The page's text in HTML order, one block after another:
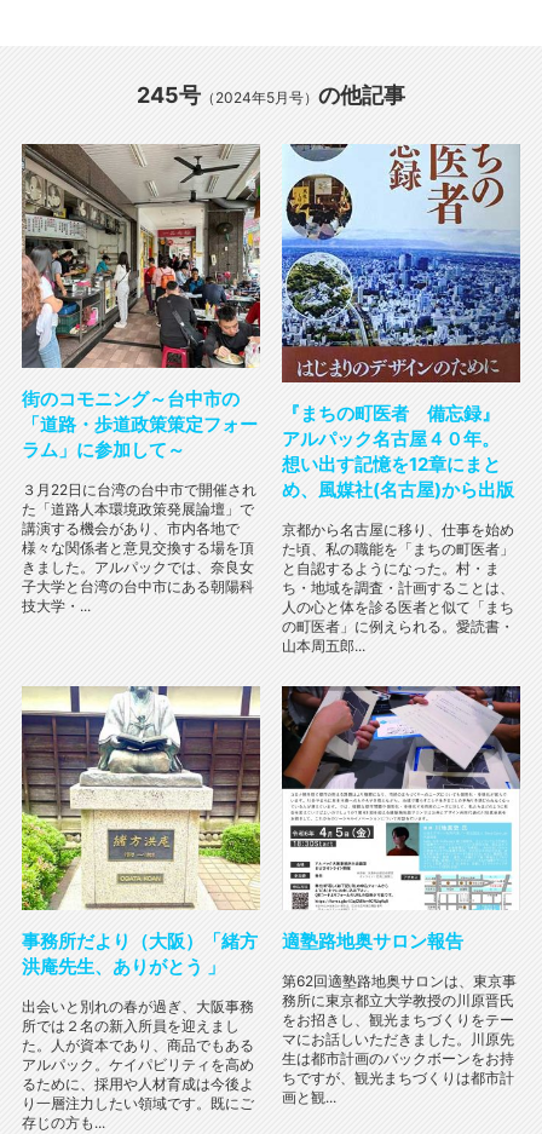
245号 （2024年5月号） の他記事
街のコモニング～台中市の
「道路・歩道政策策定フォー
ラム」に参加して～
３月22日に台湾の台中市で開催され
た「道路人本環境政策発展論壇」で
講演する機会があり、市内各地で
様々な関係者と意見交換する場を頂
きました。アルパックでは、奈良女
子大学と台湾の台中市にある朝陽科
技大学・...
『まちの町医者 備忘録』
アルパック名古屋４０年。
想い出す記憶を12章にまと
め、風媒社(名古屋)から出版
京都から名古屋に移り、仕事を始め
た頃、私の職能を「まちの町医者」
と自認するようになった。村・ま
ち・地域を調査・計画することは、
人の心と体を診る医者と似て「まち
の町医者」に例えられる。愛読書・
山本周五郎...
事務所だより（大阪）「緒方
洪庵先生、ありがとう 」
出会いと別れの春が過ぎ、大阪事務
所では２名の新入所員を迎えまし
た。人が資本であり、商品でもある
アルパック。ケイパビリティを高め
るために、採用や人材育成は今後よ
り一層注力したい領域です。既にご
存じの方も...
適塾路地奥サロン報告
第62回適塾路地奥サロンは、東京事
務所に東京都立大学教授の川原晋氏
をお招きし、観光まちづくりをテー
マにお話しいただきました。川原先
生は都市計画のバックボーンをお持
ちですが、観光まちづくりは都市計
画と観...